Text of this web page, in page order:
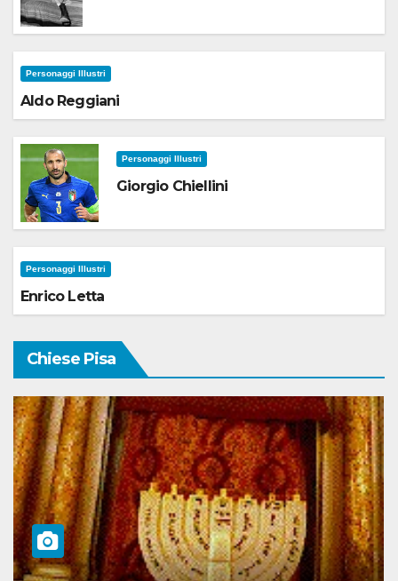
Personaggi Illustri
Aldo Reggiani
Personaggi Illustri
Giorgio Chiellini
Personaggi Illustri
Enrico Letta
Chiese Pisa